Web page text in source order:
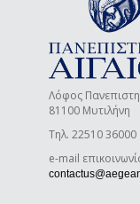
Λόφος
81100 Μυτιλήνη
Τηλ. 22510 36000
e-mail